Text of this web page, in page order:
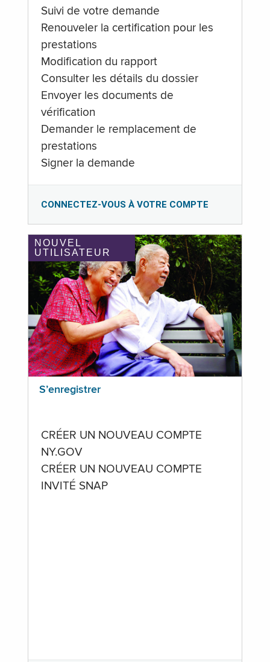
Suivi de votre demande
Renouveler la certification pour les
prestations
Modification du rapport
Consulter les détails du dossier
Envoyer les documents de
vérification
Demander le remplacement de
prestations
Signer la demande
CONNECTEZ-VOUS À VOTRE COMPTE
NOUVEL
UTILISATEUR
S’enregistrer
CRÉER UN NOUVEAU COMPTE
NY.GOV
CRÉER UN NOUVEAU COMPTE
INVITÉ SNAP